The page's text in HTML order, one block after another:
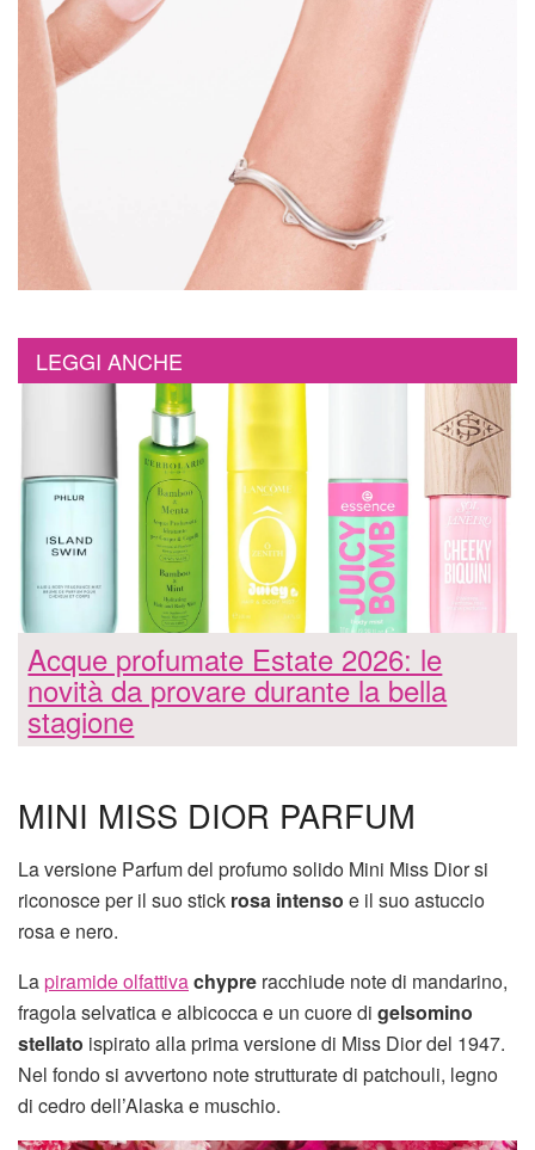
LEGGI ANCHE
Acque profumate Estate 2026: le
novità da provare durante la bella
stagione
MINI MISS DIOR PARFUM
La versione Parfum del profumo solido Mini Miss Dior si
riconosce per il suo stick rosa intenso e il suo astuccio
rosa e nero.
Lapiramide olfattivachypre racchiude note di mandarino,
fragola selvatica e albicocca e un cuore di gelsomino
stellato ispirato alla prima versione di Miss Dior del 1947.
Nel fondo si avvertono note strutturate di patchouli, legno
di cedro dell’Alaska e muschio.